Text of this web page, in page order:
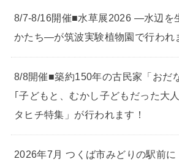
8/7-8/16開催■水草展2026 ―水辺を
かたち―が筑波実験植物園で行われ
8/8開催■築約150年の古民家「おだ
｢子どもと、むかし子どもだった大
タヒチ特集」が行われます！
2026年7月 つくば市みどりの駅前